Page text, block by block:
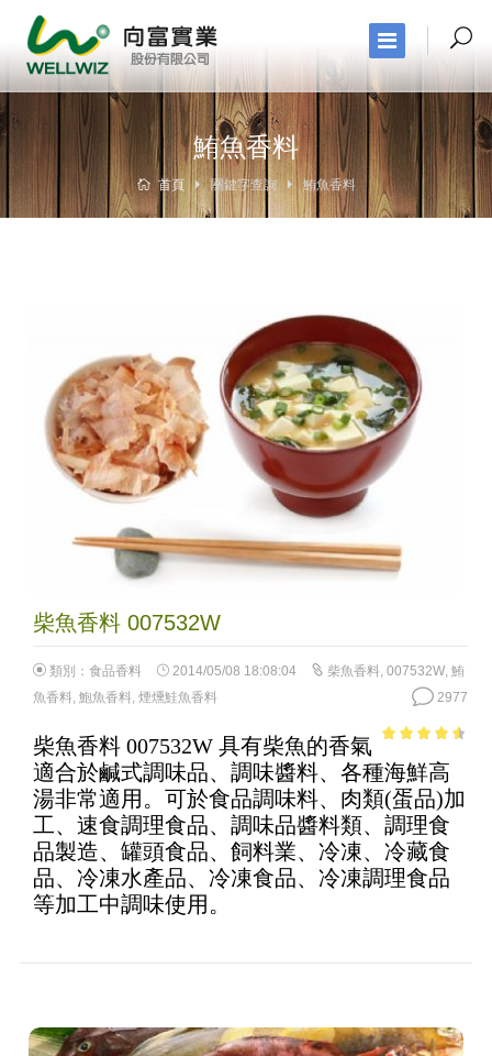
鮪魚香料
首頁 關鍵字查詢 鮪魚香料
柴魚香料 007532W
類別： 食品香料 2014/05/08 18:08:04 柴魚香料, 007532W, 鮪
魚香料, 鮑魚香料, 煙燻鮭魚香料 2977
柴魚香料 007532W 具有柴魚的香氣
適合於鹹式調味品、調味醬料、各種海鮮高
湯非常適用。可於食品調味料、肉類(蛋品)加
工、速食調理食品、調味品醬料類、調理食
品製造、罐頭食品、飼料業、冷凍、冷藏食
品、冷凍水產品、冷凍食品、冷凍調理食品
等加工中調味使用。